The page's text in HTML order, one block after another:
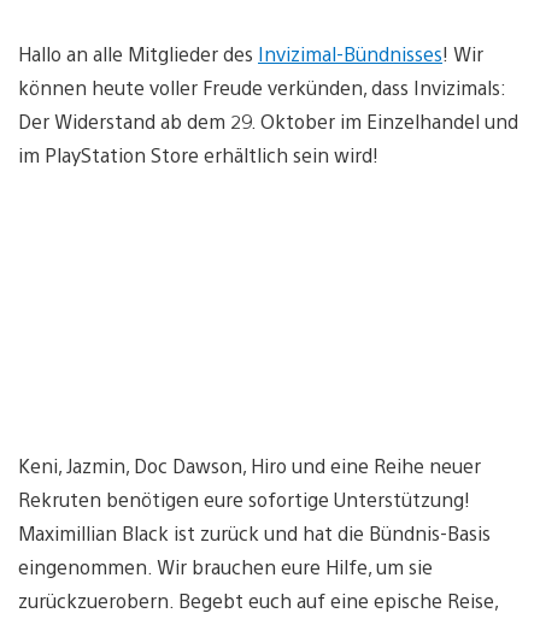
Hallo an alle Mitglieder des Invizimal-Bündnisses! Wir
können heute voller Freude verkünden, dass Invizimals:
Der Widerstand ab dem 29. Oktober im Einzelhandel und
im PlayStation Store erhältlich sein wird!
Keni, Jazmin, Doc Dawson, Hiro und eine Reihe neuer
Rekruten benötigen eure sofortige Unterstützung!
Maximillian Black ist zurück und hat die Bündnis-Basis
eingenommen. Wir brauchen eure Hilfe, um sie
zurückzuerobern. Begebt euch auf eine epische Reise,